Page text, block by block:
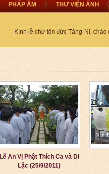
PHÁP ÂM THƯ VIỆN ẢNH
Kính lễ chư tôn đức Tăng-Ni, chào
Lễ An Vị Phật Thích Ca và Di
Lặc (25/9/2011)